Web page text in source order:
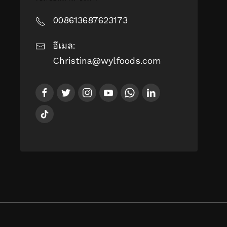
008613687623173
อีเมล:
Christina@wylfoods.com